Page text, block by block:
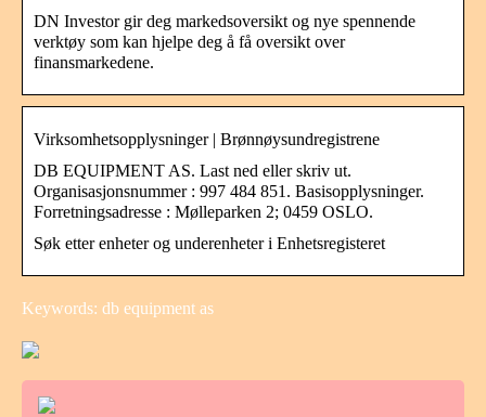
DN Investor gir deg markedsoversikt og nye spennende
verktøy som kan hjelpe deg å få oversikt over
finansmarkedene.
Virksomhetsopplysninger | Brønnøysundregistrene
DB EQUIPMENT AS. Last ned eller skriv ut.
Organisasjonsnummer : 997 484 851. Basisopplysninger.
Forretningsadresse : Mølleparken 2; 0459 OSLO.
Søk etter enheter og underenheter i Enhetsregisteret
Keywords: db equipment as